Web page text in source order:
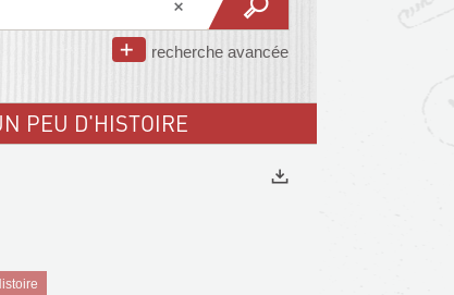
recherche avancée
PEU D'HISTOIRE